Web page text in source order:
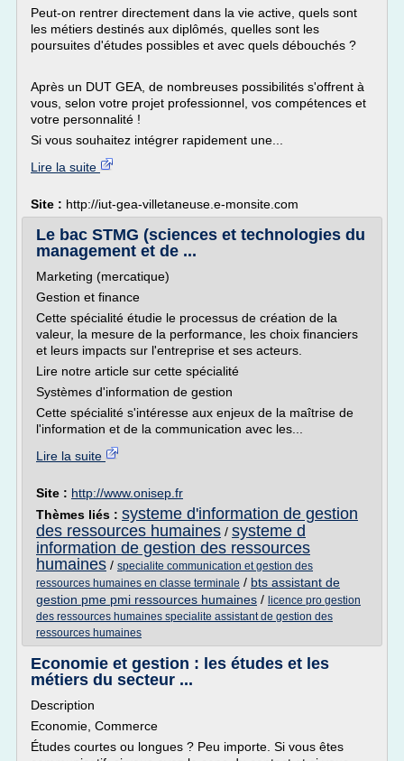
Peut-on rentrer directement dans la vie active, quels sont
les métiers destinés aux diplômés, quelles sont les
poursuites d'études possibles et avec quels débouchés ?
Après un DUT GEA, de nombreuses possibilités s'offrent à
vous, selon votre projet professionnel, vos compétences et
votre personnalité !
Si vous souhaitez intégrer rapidement une...
Lire la suite
Site : http://iut-gea-villetaneuse.e-monsite.com
Le bac STMG (sciences et technologies du
management et de ...
Marketing (mercatique)
Gestion et finance
Cette spécialité étudie le processus de création de la
valeur, la mesure de la performance, les choix financiers
et leurs impacts sur l'entreprise et ses acteurs.
Lire notre article sur cette spécialité
Systèmes d'information de gestion
Cette spécialité s'intéresse aux enjeux de la maîtrise de
l'information et de la communication avec les...
Lire la suite
Site : http://www.onisep.fr
Thèmes liés : systeme d'information de gestion
des ressources humaines / systeme d
information de gestion des ressources
humaines / specialite communication et gestion des
ressources humaines en classe terminale / bts assistant de
gestion pme pmi ressources humaines / licence pro gestion
des ressources humaines specialite assistant de gestion des
ressources humaines
Economie et gestion : les études et les
métiers du secteur ...
Description
Economie, Commerce
Études courtes ou longues ? Peu importe. Si vous êtes